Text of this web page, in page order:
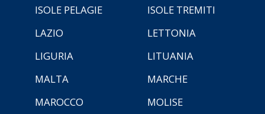
ISOLE PELAGIE
ISOLE TREMITI
LAZIO
LETTONIA
LIGURIA
LITUANIA
MALTA
MARCHE
MAROCCO
MOLISE